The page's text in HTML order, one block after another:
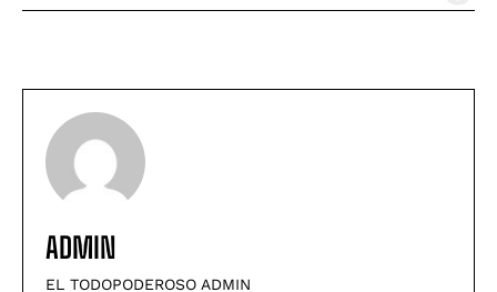
ADMIN
EL TODOPODEROSO ADMIN